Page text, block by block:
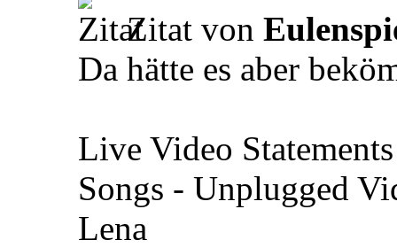
Zitat von
Da hätte es aber
Live Video
Songs - Unplugged
Lena